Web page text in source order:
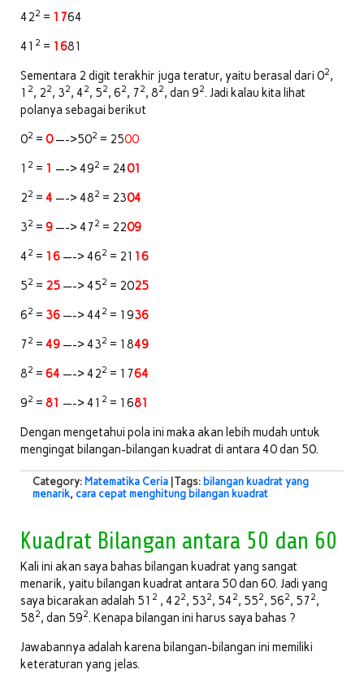
422 = 1764
41 2 = 1681
Sementara 2 digit terakhir juga teratur, yaitu berasal dari 02,
1 2, 22, 32, 42, 52, 62, 72, 82, dan 92. Jadi kalau kita lihat
polanya sebagai berikut
02 = 0—->502 = 2500
1 2 = 1 —-> 492 = 2401
22 = 4 —-> 482 = 2304
32 = 9 —-> 472 = 2209
42 = 16 —-> 462 = 21 16
52 = 25 —-> 452 = 2025
62 = 36 —-> 442 = 1936
72 = 49 —-> 432 = 1849
82 = 64 —-> 422 = 1764
92 = 81 —-> 41 2 = 1681
Dengan mengetahui pola ini maka akan lebih mudah untuk
mengingat bilangan-bilangan kuadrat di antara 40 dan 50.
Category: Matematika Ceria | Tags: bilangan kuadrat yang
menarik, cara cepat menghitung bilangan kuadrat
Kuadrat Bilangan antara 50 dan 60
Kali ini akan saya bahas bilangan kuadrat yang sangat
menarik, yaitu bilangan kuadrat antara 50 dan 60. Jadi yang
saya bicarakan adalah 51 2 , 422, 532, 542, 552, 562, 572,
582, dan 592. Kenapa bilangan ini harus saya bahas ?
Jawabannya adalah karena bilangan-bilangan ini memiliki
keteraturan yang jelas.